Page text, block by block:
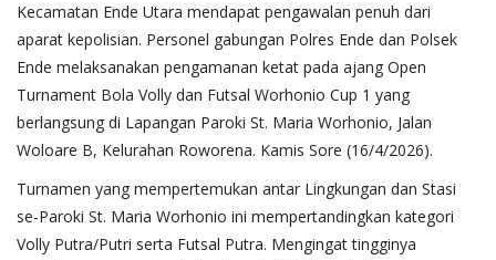
Kecamatan Ende Utara mendapat pengawalan penuh dari
aparat kepolisian. Personel gabungan Polres Ende dan Polsek
Ende melaksanakan pengamanan ketat pada ajang Open
Turnament Bola Volly dan Futsal Worhonio Cup 1 yang
berlangsung di Lapangan Paroki St. Maria Worhonio, Jalan
Woloare B, Kelurahan Roworena. Kamis Sore (16/4/2026).
​Turnamen yang mempertemukan antar Lingkungan dan Stasi
se-Paroki St. Maria Worhonio ini mempertandingkan kategori
Volly Putra/Putri serta Futsal Putra. Mengingat tingginya